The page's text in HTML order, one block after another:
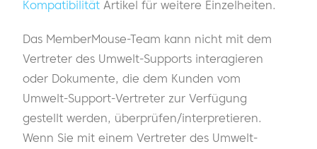
Kompatibilität Artikel für weitere Einzelheiten.
Das MemberMouse-Team kann nicht mit dem
Vertreter des Umwelt-Supports interagieren
oder Dokumente, die dem Kunden vom
Umwelt-Support-Vertreter zur Verfügung
gestellt werden, überprüfen/interpretieren.
Wenn Sie mit einem Vertreter des Umwelt-